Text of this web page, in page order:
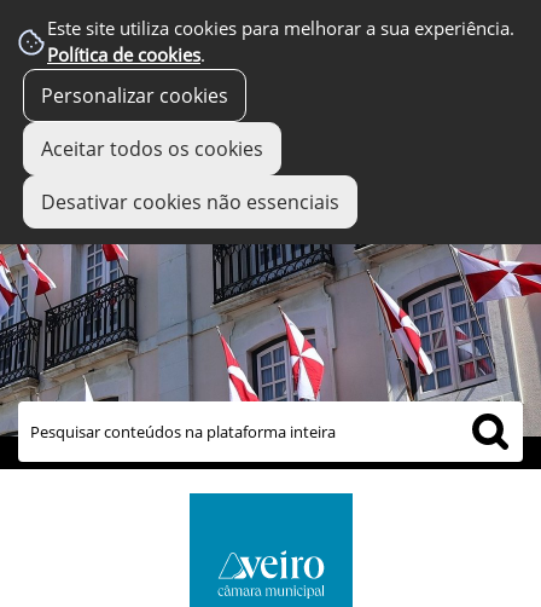
Este site utiliza cookies para melhorar a sua experiência.
Política de cookies.
Personalizar cookies
Aceitar todos os cookies
Desativar cookies não essenciais
links úteis